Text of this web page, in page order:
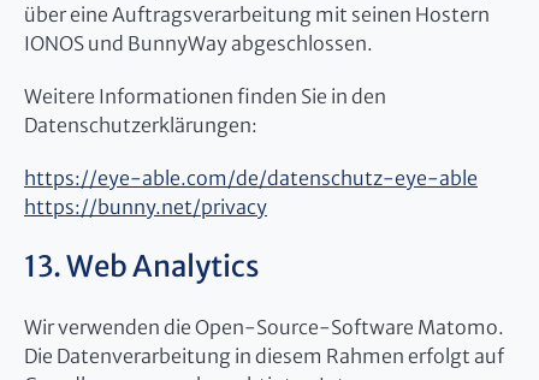
über eine Auftragsverarbeitung mit seinen Hostern
IONOS und BunnyWay abgeschlossen.
Weitere Informationen finden Sie in den
Datenschutzerklärungen:
https://eye-able.com/de/datenschutz-eye-able
https://bunny.net/privacy
13. Web Analytics
Wir verwenden die Open-Source-Software Matomo.
Die Datenverarbeitung in diesem Rahmen erfolgt auf